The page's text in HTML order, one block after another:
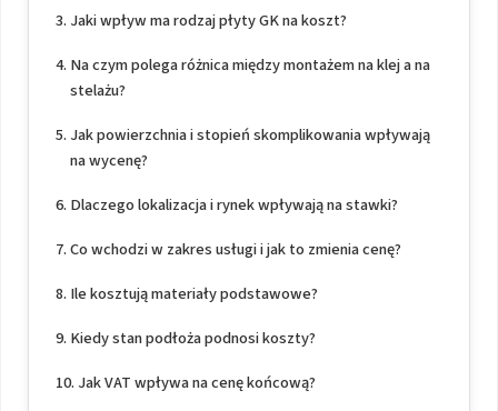
Jaki wpływ ma rodzaj płyty GK na koszt?
Na czym polega różnica między montażem na klej a na
stelażu?
Jak powierzchnia i stopień skomplikowania wpływają
na wycenę?
Dlaczego lokalizacja i rynek wpływają na stawki?
Co wchodzi w zakres usługi i jak to zmienia cenę?
Ile kosztują materiały podstawowe?
Kiedy stan podłoża podnosi koszty?
Jak VAT wpływa na cenę końcową?